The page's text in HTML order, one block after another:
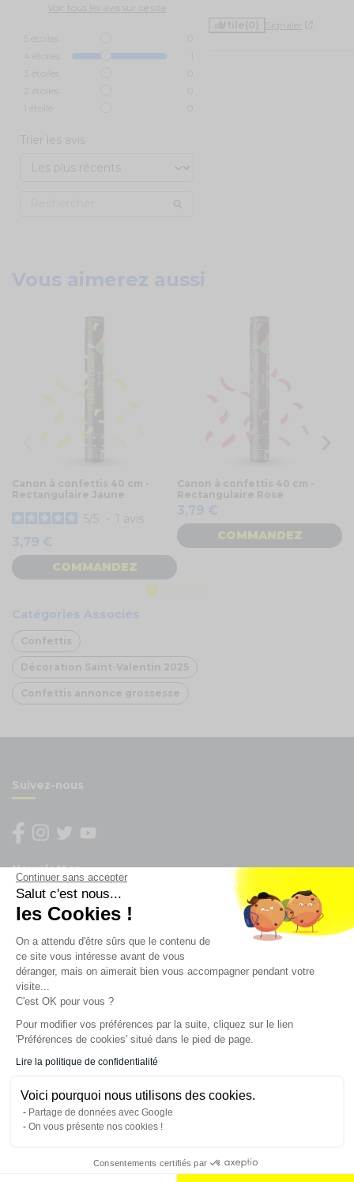
Continuer sans accepter
Salut c'est nous...
les Cookies !
On a attendu d'être sûrs que le contenu de
ce site vous intéresse avant de vous
déranger, mais on aimerait bien vous accompagner pendant votre
visite...
C'est OK pour vous ?
Pour modifier vos préférences par la suite, cliquez sur le lien
'Préférences de cookies' situé dans le pied de page.
Lire la politique de confidentialité
Voici pourquoi nous utilisons des cookies.
Partage de données avec Google
On vous présente nos cookies !
Consentements certifiés par
AJOUTER AU PANIER
Voir tous les avis sur ce site
Trier les avis
Signaler
Vous aimerez aussi
Canon à confettis 40 cm -
Rectangulaire Jaune
5 5 - 1 avis
3,79 €
COMMANDEZ
Canon à confettis 40 cm -
Rectangulaire Rose
3,79 €
COMMANDEZ
Catégories Associés
Confettis
Décoration Saint-Valentin 2025
Confettis annonce grossesse
Suivez-nous
Newsletter
Enregistrez vous à la newsletter
Restez à l'actualité sur nos produits et les offres du
moment
NOS SERVICES
INFORMATIONS
CONTACT